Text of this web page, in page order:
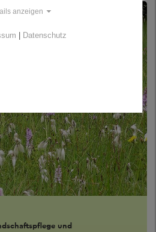
und
anzeigen
| Datenschutz